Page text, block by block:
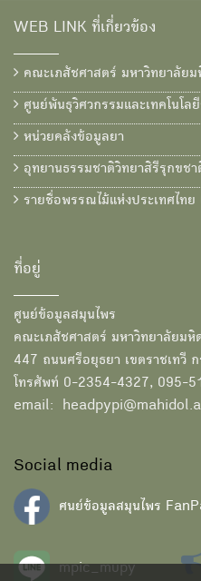
WEB LINK ที่เกี่ยวข้อง
คณะเภสัชศาสตร์ มหาวิทยาลัยม
ศูนย์พันธุวิศวกรรมและเทคโนโล
หน่วยคลังข้อมูลยา
อุทยานธรรมชาติวิทยาสิรีรุกขชา
รายชื่อพรรณไม้แห่งประเทศไท
ที่อยู่
ศูนย์ข้อมูลสมุนไพร
คณะเภสัชศาสตร์ มหาวิทยาลัยมหิ
447 ถนนศรีอยุธยา เขตราชเทวี
โทรศัพท์ 0-2354-4327, 095-
email:
Social media
ศนย์ข้อมูลสมุนไพร
mpic_mupy